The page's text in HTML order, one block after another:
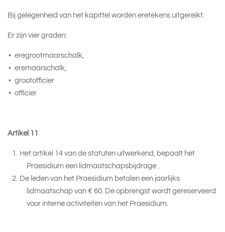
Bij gelegenheid van het kapittel worden eretekens uitgereikt.
Er zijn vier graden:
eregrootmaarschalk,
eremaarschalk,
grootofficier
officier
Artikel 11
Het artikel 14 van de statuten uitwerkend, bepaalt het
Praesidium een lidmaatschapsbijdrage .
De leden van het Praesidium betalen een jaarlijks
lidmaatschap van € 60. De opbrengst wordt gereserveerd
voor interne activiteiten van het Praesidium.